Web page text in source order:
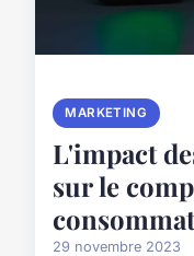
MARKETING
L'impact
sur le
29 novembre 2023